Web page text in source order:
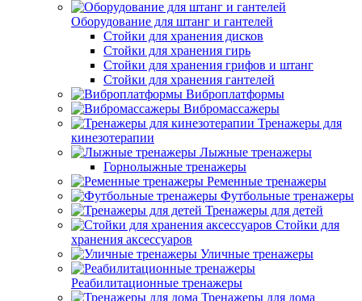
Оборудование для штанг и гантелей
Стойки для хранения дисков
Стойки для хранения гирь
Стойки для хранения грифов и штанг
Стойки для хранения гантелей
Виброплатформы
Вибромассажеры
Тренажеры для
кинезотерапии
Лыжные тренажеры
Горнолыжные тренажеры
Ременные тренажеры
Футбольные тренажеры
Тренажеры для детей
Стойки для
хранения аксессуаров
Уличные тренажеры
Реабилитационные тренажеры
Тренажеры для дома